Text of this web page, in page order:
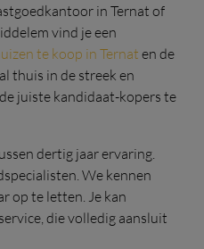
in Ternat of
vind je een
te koop in Ternaten de
thuis in de streek en
juiste kandidaat-kopers te
dertig jaar ervaring.
We kennen
op te letten. Je kan
die volledig aansluit